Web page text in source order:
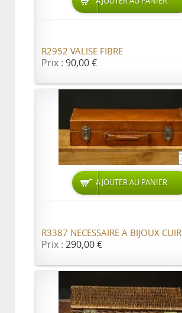
R2952 VALISE FIBRE
Prix : 90,00 €
AJOUTER AU PANIER
R3387 NECESSAIRE A BIJOUX CUIR
Prix : 290,00 €